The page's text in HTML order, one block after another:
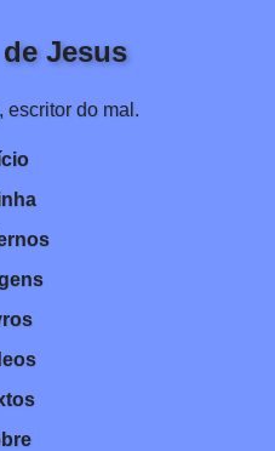
Jesus
escritor do mal.